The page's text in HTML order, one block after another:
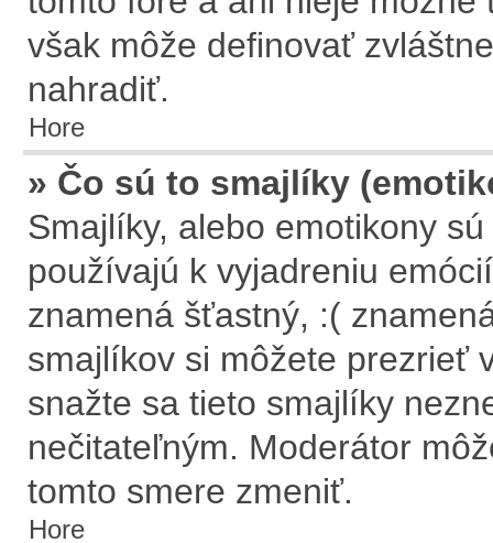
však môže definovať
nahradiť.
Hore
» Čo sú to smajlíky
Smajlíky, alebo emotikony
používajú k vyjadreniu
znamená šťastný, :(
smajlíkov si môžete prezrieť
snažte sa tieto smajlíky
nečitateľným. Moderátor
tomto smere zmeniť.
Hore